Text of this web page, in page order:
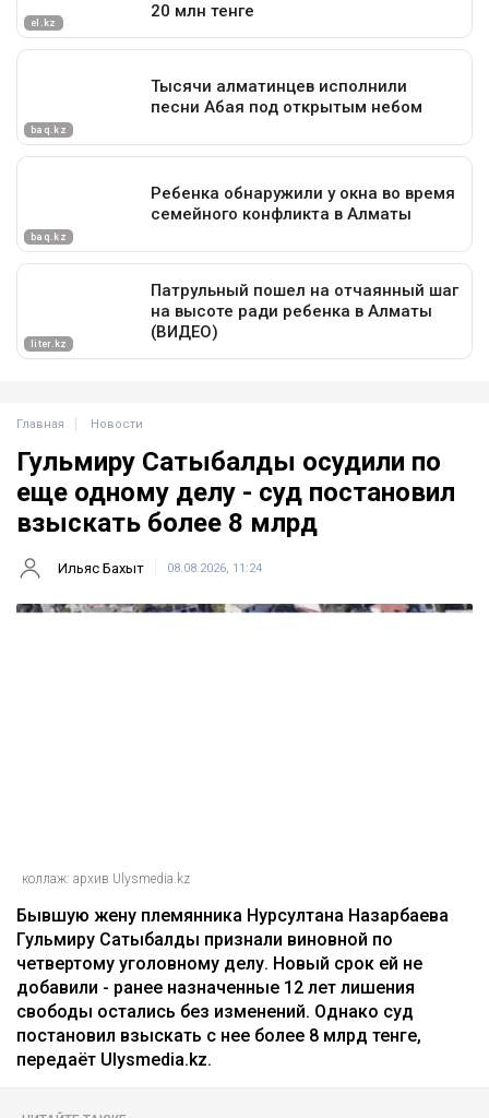
Главная Новости
Гульмиру Сатыбалды осудили по
еще одному делу - суд постановил
взыскать более 8 млрд
Ильяс Бахыт 08.08.2026, 11:24
коллаж: архив Ulysmedia.kz
Бывшую жену племянника Нурсултана Назарбаева
Гульмиру Сатыбалды признали виновной по
четвертому уголовному делу. Новый срок ей не
добавили - ранее назначенные 12 лет лишения
свободы остались без изменений. Однако суд
постановил взыскать с нее более 8 млрд тенге,
передаёт Ulysmedia.kz.